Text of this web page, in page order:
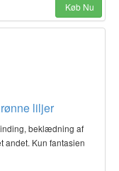
Køb Nu
liljer
beklædning af
andet. Kun fantasien